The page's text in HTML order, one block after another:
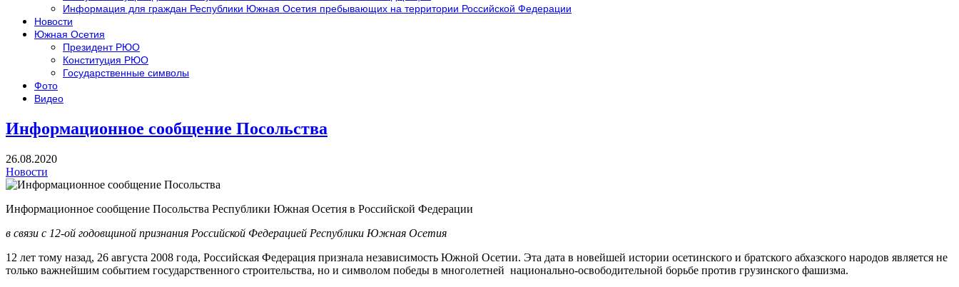
Информация для граждан Республики Южная Осетия пребывающих на территории Российской Федерации
Новости
Южная Осетия
Президент РЮО
Конституция РЮО
Государственные символы
Фото
Видео
Информационное сообщение Посольства
26.08.2020
Новости
Информационное сообщение Посольства Республики Южная Осетия в Российской Федерации
в связи с 12-ой годовщиной признания Российской Федерацией Республики Южная Осетия
12 лет тому назад, 26 августа 2008 года, Российская Федерация признала независимость Южной Осетии. Эта дата в новейшей истории осетинского и братского абхазского народов является не
только важнейшим событием государственного строительства, но и символом победы в многолетней национально-освободительной борьбе против грузинского фашизма.